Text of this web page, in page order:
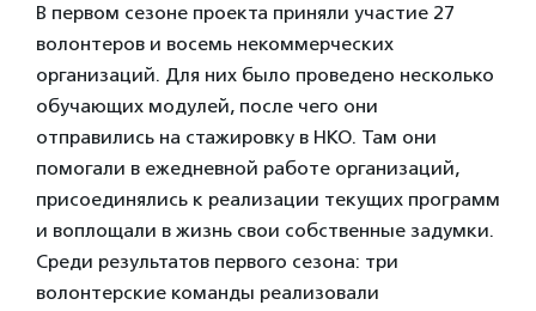
В первом сезоне проекта приняли участие 27
волонтеров и восемь некоммерческих
организаций. Для них было проведено несколько
обучающих модулей, после чего они
отправились на стажировку в НКО. Там они
помогали в ежедневной работе организаций,
присоединялись к реализации текущих программ
и воплощали в жизнь свои собственные задумки.
Среди результатов первого сезона: три
волонтерские команды реализовали